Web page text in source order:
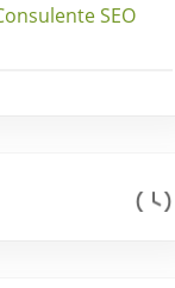
SEO